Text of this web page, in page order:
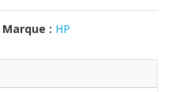
Marque : HP